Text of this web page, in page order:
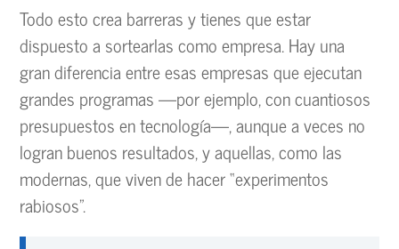
Todo esto crea barreras y tienes que estar
dispuesto a sortearlas como empresa. Hay una
gran diferencia entre esas empresas que ejecutan
grandes programas —por ejemplo, con cuantiosos
presupuestos en tecnología—, aunque a veces no
logran buenos resultados, y aquellas, como las
modernas, que viven de hacer “experimentos
rabiosos”.